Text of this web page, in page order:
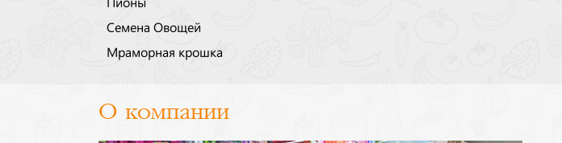
Пионы
Семена Овощей
Мраморная крошка
О компании